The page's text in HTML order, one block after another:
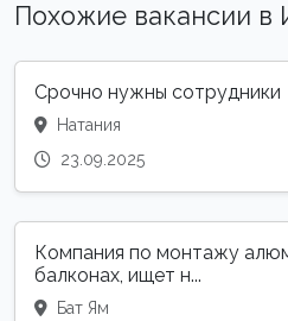
Похожие вакансии в
Срочно нужны сотрудники
Натания
23.09.2025
Компания по монтажу
балконах, ищет н...
Бат Ям